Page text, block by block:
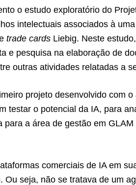
o estudo exploratório do
intelectuais associados à
trade cards Liebig. Neste
e pesquisa na elaboração de
outras atividades relatadas a
projeto desenvolvido com
testar o potencial da IA, para
para a área de gestão em
comerciais de IA em
Ou seja, não se tratava de um